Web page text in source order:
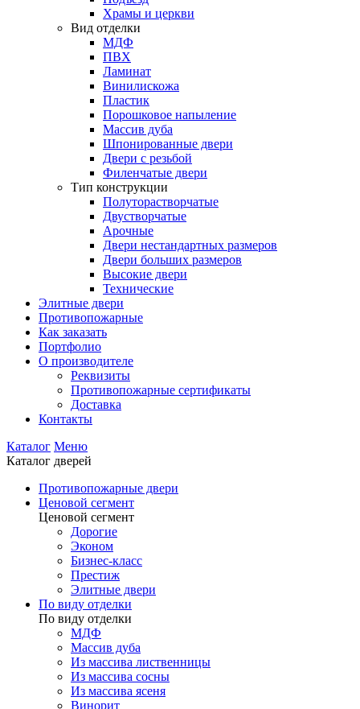
Храмы и церкви
Вид отделки
МДФ
ПВХ
Ламинат
Винилискожа
Пластик
Порошковое напыление
Массив дуба
Шпонированные двери
Двери с резьбой
Филенчатые двери
Тип конструкции
Полуторастворчатые
Двустворчатые
Арочные
Двери нестандартных размеров
Двери больших размеров
Высокие двери
Технические
Элитные двери
Противопожарные
Как заказать
Портфолио
О производителе
Реквизиты
Противопожарные сертификаты
Доставка
Контакты
Каталог Меню
Каталог дверей
Противопожарные двери
Ценовой сегмент
Ценовой сегмент
Дорогие
Эконом
Бизнес-класс
Престиж
Элитные двери
По виду отделки
По виду отделки
МДФ
Массив дуба
Из массива лиственницы
Из массива сосны
Из массива ясеня
Винорит